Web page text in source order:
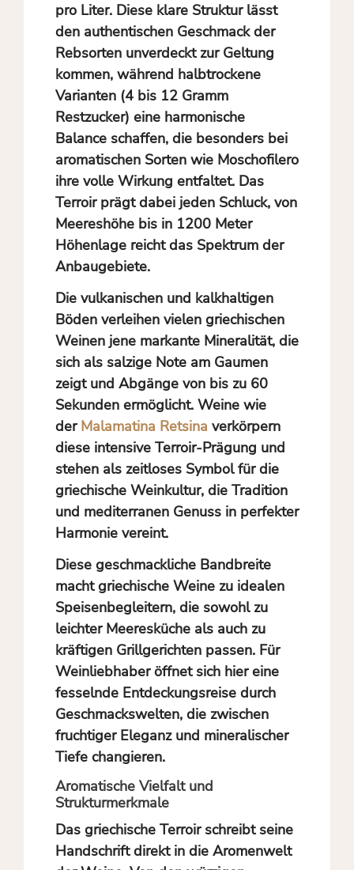
pro Liter. Diese klare Struktur lässt
den authentischen Geschmack der
Rebsorten unverdeckt zur Geltung
kommen, während halbtrockene
Varianten (4 bis 12 Gramm
Restzucker) eine harmonische
Balance schaffen, die besonders bei
aromatischen Sorten wie Moschofilero
ihre volle Wirkung entfaltet. Das
Terroir prägt dabei jeden Schluck, von
Meereshöhe bis in 1200 Meter
Höhenlage reicht das Spektrum der
Anbaugebiete.
Die vulkanischen und kalkhaltigen
Böden verleihen vielen griechischen
Weinen jene markante Mineralität, die
sich als salzige Note am Gaumen
zeigt und Abgänge von bis zu 60
Sekunden ermöglicht. Weine wie
der Malamatina Retsina verkörpern
diese intensive Terroir-Prägung und
stehen als zeitloses Symbol für die
griechische Weinkultur, die Tradition
und mediterranen Genuss in perfekter
Harmonie vereint.
Diese geschmackliche Bandbreite
macht griechische Weine zu idealen
Speisenbegleitern, die sowohl zu
leichter Meeresküche als auch zu
kräftigen Grillgerichten passen. Für
Weinliebhaber öffnet sich hier eine
fesselnde Entdeckungsreise durch
Geschmackswelten, die zwischen
fruchtiger Eleganz und mineralischer
Tiefe changieren.
Aromatische Vielfalt und
Strukturmerkmale
Das griechische Terroir schreibt seine
Handschrift direkt in die Aromenwelt